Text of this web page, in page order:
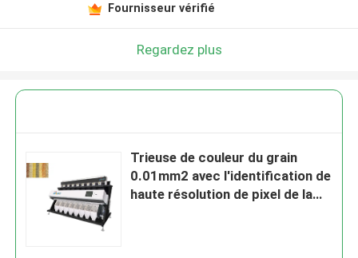
Fournisseur vérifié
Regardez plus
Trieuse de couleur du grain
0.01mm2 avec l'identification de
haute résolution de pixel de la